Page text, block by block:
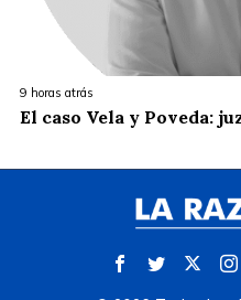
9 horas atrás
El caso Vela y Poveda: